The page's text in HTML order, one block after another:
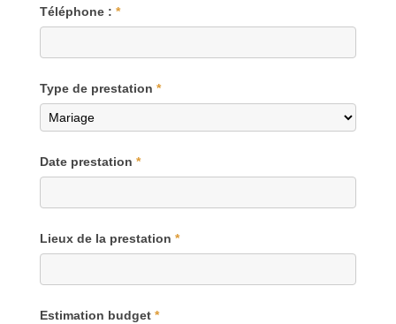
Téléphone : *
Type de prestation *
Date prestation *
Lieux de la prestation *
Estimation budget *